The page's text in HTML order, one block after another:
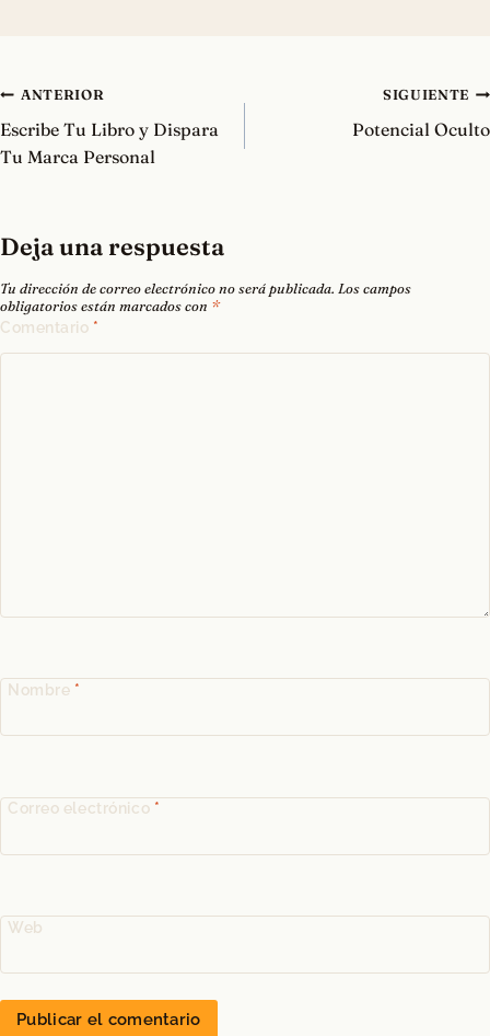
Navegación
de
entradas
ANTERIOR
Escribe Tu Libro y Dispara
Tu Marca Personal
SIGUIENTE
Potencial Oculto
Deja una respuesta
Tu dirección de correo electrónico no será publicada. Los campos
obligatorios están marcados con *
Comentario *
Nombre *
Correo electrónico *
Web